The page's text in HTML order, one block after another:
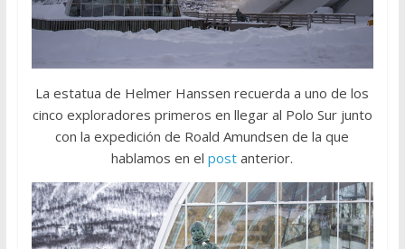
La estatua de Helmer Hanssen recuerda a uno de los
cinco exploradores primeros en llegar al Polo Sur junto
con la expedición de Roald Amundsen de la que
hablamos en elpostanterior.